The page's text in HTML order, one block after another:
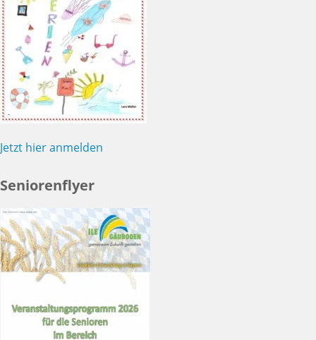
Jetzt hier anmelden
Seniorenflyer